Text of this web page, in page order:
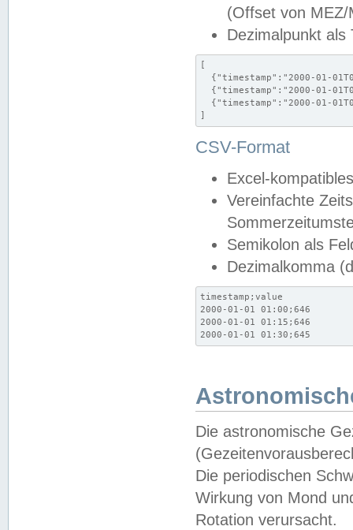
(Offset von MEZ/
Dezimalpunkt als
[
{"timestamp":"2000-01-
{"timestamp":"2000-01-
{"timestamp":"2000-01-
]
CSV-Format
Excel-
Vereinfachte
Semikolon als
Dezimalkomma
timestamp;value
2000-01-01 01:00;646
2000-01-01 01:15;646
2000-01-01 01:30;645
Die astronomische
Die periodischen
Wirkung von Mond
Rotation verursacht.